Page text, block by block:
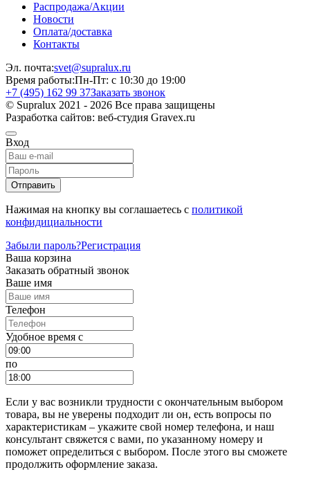
Распродажа/Акции
Новости
Оплата/доставка
Контакты
Эл. почта:svet@supralux.ru
Время работы:Пн-Пт: с 10:30 до 19:00
+7 (495) 162 99 37Заказать звонок
© Supralux 2021 - 2026 Все права защищены
Разработка сайтов: веб-студия Gravex.ru
Вход
Отправить
Нажимая на кнопку вы соглашаетесь с политикой
конфидициальности
Забыли пароль?Регистрация
Ваша корзина
Заказать обратный звонок
Ваше имя
Телефон
Удобное время c
по
Если у вас возникли трудности с окончательным выбором
товара, вы не уверены подходит ли он, есть вопросы по
характеристикам – укажите свой номер телефона, и наш
консультант свяжется с вами, по указанному номеру и
поможет определиться с выбором. После этого вы сможете
продолжить оформление заказа.